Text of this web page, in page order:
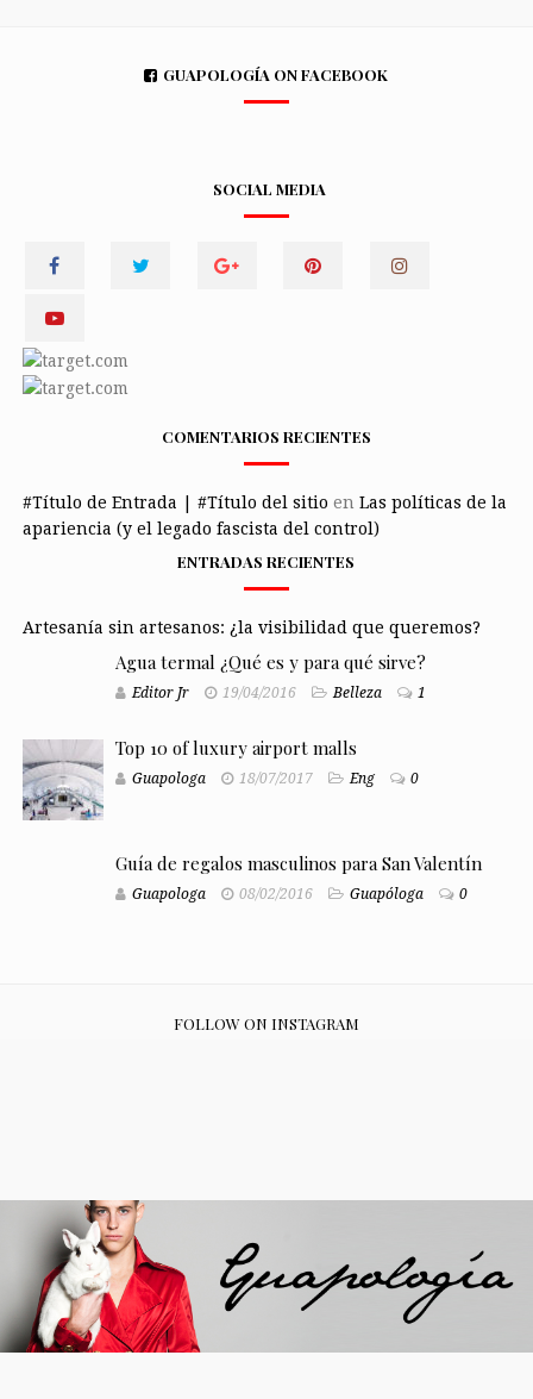
GUAPOLOGÍA ON FACEBOOK
SOCIAL MEDIA
COMENTARIOS RECIENTES
#Título de Entrada | #Título del sitio en Las políticas de la
apariencia (y el legado fascista del control)
ENTRADAS RECIENTES
Artesanía sin artesanos: ¿la visibilidad que queremos?
Agua termal ¿Qué es y para qué sirve?
Editor Jr 19/04/2016 Belleza 1
Top 10 of luxury airport malls
Guapologa 18/07/2017 Eng 0
Guía de regalos masculinos para San Valentín
Guapologa 08/02/2016 Guapóloga 0
FOLLOW ON INSTAGRAM